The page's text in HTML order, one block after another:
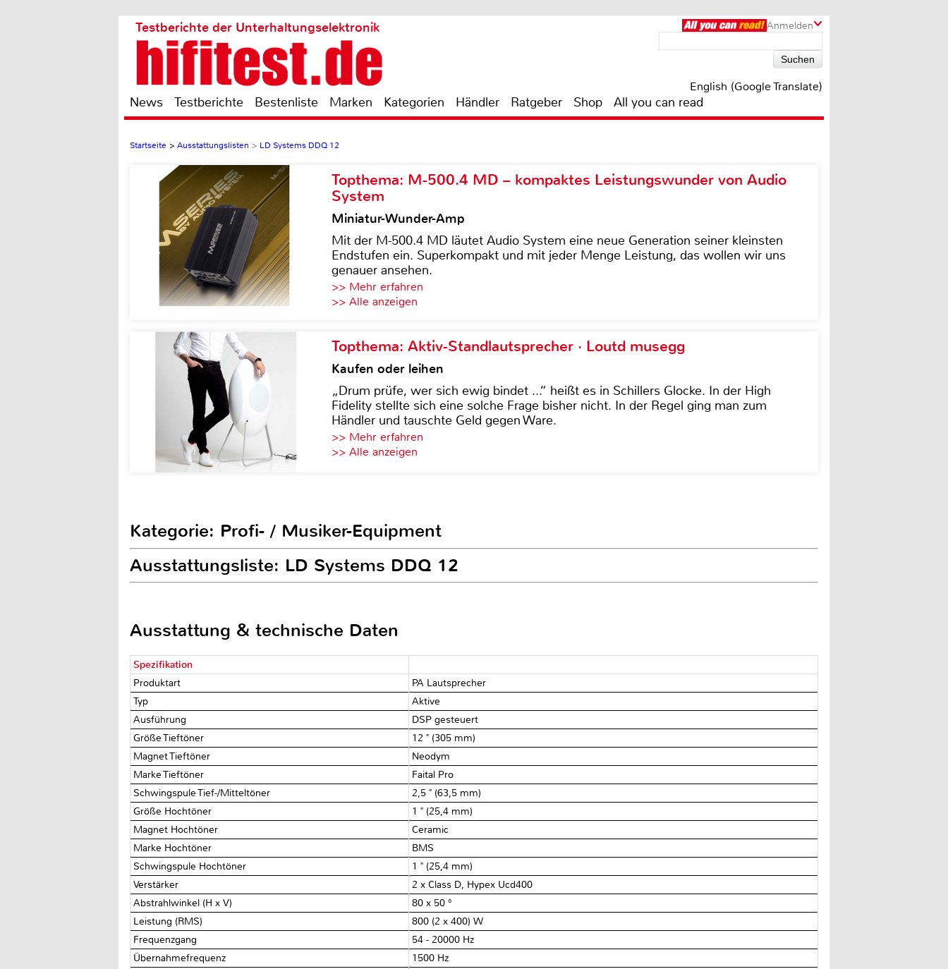
Anmelden
Testberichte der Unterhaltungselektronik
English (Google Translate)
News Testberichte Bestenliste Marken Kategorien Händler Ratgeber Shop All you can read
Startseite > Ausstattungslisten > LD Systems DDQ 12
Topthema: M-500.4 MD – kompaktes Leistungswunder von Audio
System
Miniatur-Wunder-Amp
Mit der M-500.4 MD läutet Audio System eine neue Generation seiner kleinsten
Endstufen ein. Superkompakt und mit jeder Menge Leistung, das wollen wir uns
genauer ansehen.
>> Mehr erfahren
>> Alle anzeigen
Topthema: Aktiv-Standlautsprecher · Loutd musegg
Kaufen oder leihen
„Drum prüfe, wer sich ewig bindet ...“ heißt es in Schillers Glocke. In der High
Fidelity stellte sich eine solche Frage bisher nicht. In der Regel ging man zum
Händler und tauschte Geld gegen Ware.
>> Mehr erfahren
>> Alle anzeigen
Kategorie: Profi- / Musiker-Equipment
Ausstattungsliste: LD Systems DDQ 12
Ausstattung & technische Daten
Spezifikation
Produktart
PA Lautsprecher
Typ
Aktive
Ausführung
DSP gesteuert
Größe Tieftöner
12 " (305 mm)
Magnet Tieftöner
Neodym
Marke Tieftöner
Faital Pro
Schwingspule Tief-/Mitteltöner
2,5 " (63,5 mm)
Größe Hochtöner
1 " (25,4 mm)
Magnet Hochtöner
Ceramic
Marke Hochtöner
BMS
Schwingspule Hochtöner
1 " (25,4 mm)
Verstärker
2 x Class D, Hypex Ucd400
Abstrahlwinkel (H x V)
80 x 50 °
Leistung (RMS)
800 (2 x 400) W
Frequenzgang
54 - 20000 Hz
Übernahmefrequenz
1500 Hz